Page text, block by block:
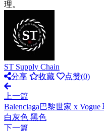
理。
ST Supply Chain
分享
收藏 点赞(0)
上一篇
Balenciaga巴黎世家 x
白灰色 黑色
下一篇